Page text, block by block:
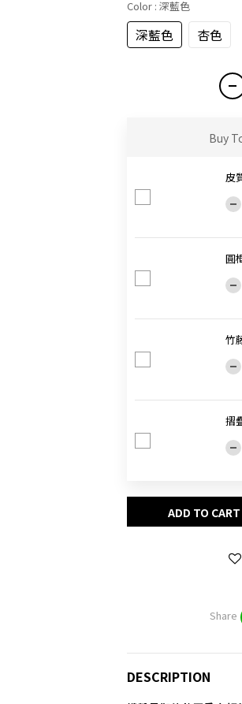
Color : 深藍色
深藍色 杏色
Buy
皮
圓
竹
摺
ADD TO CART
Share
DESCRIPTION